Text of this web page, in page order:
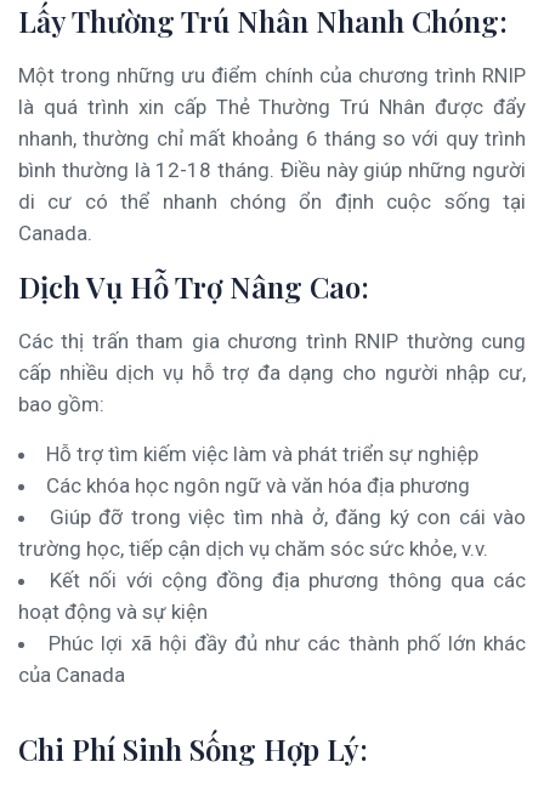
Lấy Thường Trú Nhân Nhanh Chóng:
Một trong những ưu điểm chính của chương trình RNIP
là quá trình xin cấp Thẻ Thường Trú Nhân được đẩy
nhanh, thường chỉ mất khoảng 6 tháng so với quy trình
bình thường là 12-18 tháng. Điều này giúp những người
di cư có thể nhanh chóng ổn định cuộc sống tại
Canada.
Dịch Vụ Hỗ Trợ Nâng Cao:
Các thị trấn tham gia chương trình RNIP thường cung
cấp nhiều dịch vụ hỗ trợ đa dạng cho người nhập cư,
bao gồm:
Hỗ trợ tìm kiếm việc làm và phát triển sự nghiệp
Các khóa học ngôn ngữ và văn hóa địa phương
Giúp đỡ trong việc tìm nhà ở, đăng ký con cái vào
trường học, tiếp cận dịch vụ chăm sóc sức khỏe, v.v.
Kết nối với cộng đồng địa phương thông qua các
hoạt động và sự kiện
Phúc lợi xã hội đầy đủ như các thành phố lớn khác
của Canada
Chi Phí Sinh Sống Hợp Lý: